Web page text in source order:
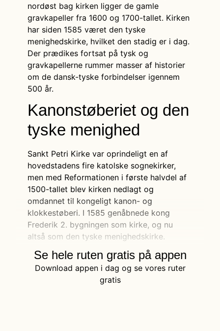
nordøst bag kirken ligger de gamle
gravkapeller fra 1600 og 1700-tallet. Kirken
har siden 1585 været den tyske
menighedskirke, hvilket den stadig er i dag.
Der prædikes fortsat på tysk og
gravkapellerne rummer masser af historier
om de dansk-tyske forbindelser igennem
500 år.
Kanonstøberiet og den
tyske menighed
Sankt Petri Kirke var oprindeligt en af
hovedstadens fire katolske sognekirker,
men med Reformationen i første halvdel af
1500-tallet blev kirken nedlagt og
omdannet til kongeligt kanon- og
klokkestøberi. I 1585 genåbnede kong
Frederik 2. bygningen som kirke, og nu
altså som den tyske menighedskirke.
Se hele ruten gratis på appen
Download appen i dag og se vores ruter
gratis